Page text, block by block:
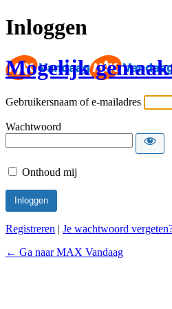
Inloggen
Mogelijk
Gebruikersnaam of e-mailadres
Wachtwoord
Onthoud mij
Registreren | Je wachtwoord
← Ga naar MAX Vandaag